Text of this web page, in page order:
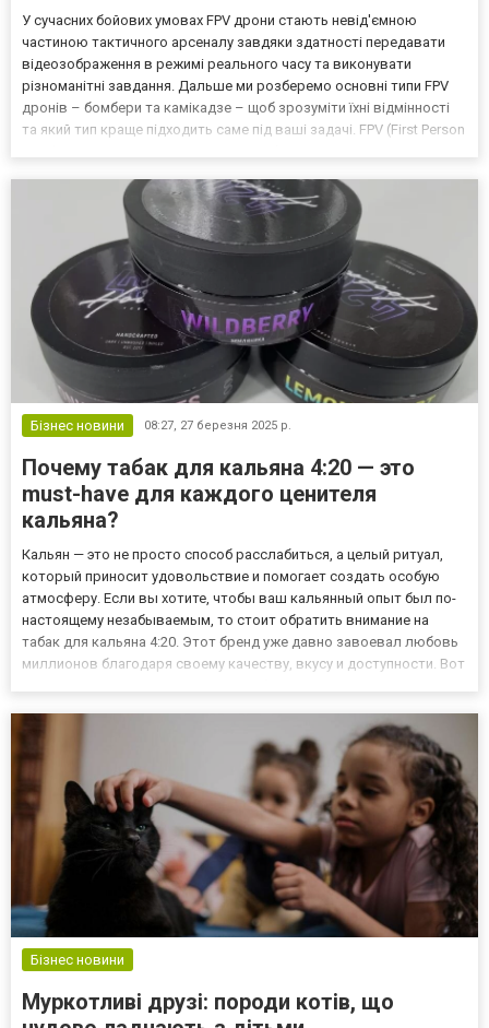
У сучасних бойових умовах FPV дрони стають невід'ємною
частиною тактичного арсеналу завдяки здатності передавати
відеозображення в режимі реального часу та виконувати
різноманітні завдання. Дальше ми розберемо основні типи FPV
дронів – бомбери та камікадзе – щоб зрозуміти їхні відмінності
та який тип краще підходить саме під ваші задачі. FPV (First Person
Бізнес новини 08:27, 27 березня 2025 р.
Почему табак для кальяна 4:20 — это
must-have для каждого ценителя
кальяна?
Кальян — это не просто способ расслабиться, а целый ритуал,
который приносит удовольствие и помогает создать особую
атмосферу. Если вы хотите, чтобы ваш кальянный опыт был по-
настоящему незабываемым, то стоит обратить внимание на
табак для кальяна 4:20. Этот бренд уже давно завоевал любовь
миллионов благодаря своему качеству, вкусу и доступности. Вот
Бізнес новини
Муркотливі друзі: породи котів, що